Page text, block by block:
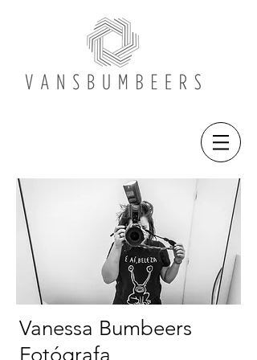
Vanessa Bumbeers
Fotógrafa